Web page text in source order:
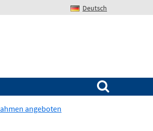
Deutsch
Search for:
angeboten